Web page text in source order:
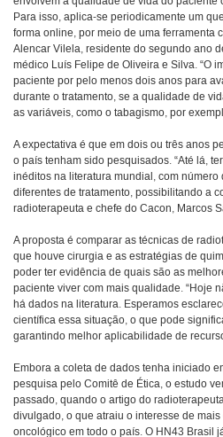
Para isso, aplica-se periodicamente um
forma online, por meio de uma ferramenta
Alencar Vilela, residente do segundo ano
médico Luís Felipe de Oliveira e Silva. “O
paciente por pelo menos dois anos para
durante o tratamento, se a qualidade de
as variáveis, como o tabagismo, por
A expectativa é que em dois ou três anos
o país tenham sido pesquisados. “Até lá,
inéditos na literatura mundial, com
diferentes de tratamento, possibilitando a
radioterapeuta e chefe do Cacon, Marcos
A proposta é comparar as técnicas de
que houve cirurgia e as estratégias de
poder ter evidência de quais são as
paciente viver com mais qualidade. “Hoje
há dados na literatura. Esperamos
científica essa situação, o que pode
garantindo melhor aplicabilidade de
Embora a coleta de dados tenha iniciado
pesquisa pelo Comitê de Ética, o estudo
passado, quando o artigo do
divulgado, o que atraiu o interesse de
oncológico em todo o país. O HN43 Brasil